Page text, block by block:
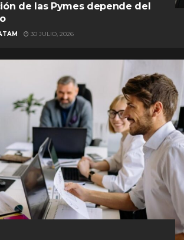
de las Pymes depende del
30 JULIO, 2026